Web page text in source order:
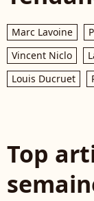
Marc Lavoine
Vincent Niclo
Louis Ducruet
Top